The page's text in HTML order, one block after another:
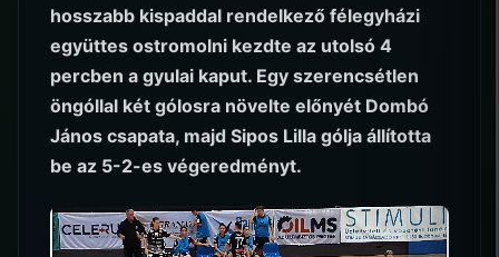
hosszabb kispaddal rendelkező félegyházi
együttes ostromolni kezdte az utolsó 4
percben a gyulai kaput. Egy szerencsétlen
öngóllal két gólosra növelte előnyét Dombó
János csapata, majd Sipos Lilla gólja állította
be az 5-2-es végeredményt.